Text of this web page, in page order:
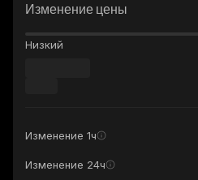
Изменение цены
Низкий
Изменение 1ч
Изменение 24ч